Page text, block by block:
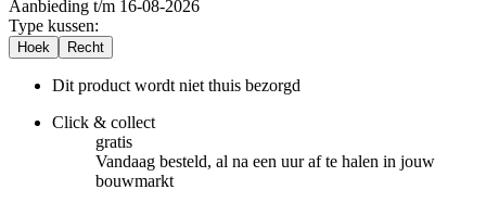
Aanbieding t/m 16-08-2026
Type kussen:
Hoek Recht
Dit product wordt niet thuis bezorgd
Click & collect
gratis
Vandaag besteld, al na een uur af te halen in jouw
bouwmarkt